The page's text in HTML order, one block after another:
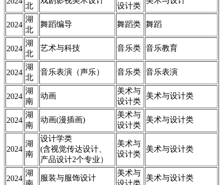
北
设计类
2024
湖
北
舞蹈编导 舞蹈类 舞蹈
2024
湖
北
艺术与科技 音乐类 音乐教育
2024
湖
北
音乐表演（声乐） 音乐类 音乐表演
2024
湖
南
动画
美术与
设计类
美术与设计类
2024
湖
南
动画(漫插画)
美术与
设计类
美术与设计类
2024
湖
南
设计学类
(含视觉传达设计、
产品设计2个专业）
美术与
设计类
美术与设计类
2024
湖
服装与服饰设计
美术与
美术与设计类